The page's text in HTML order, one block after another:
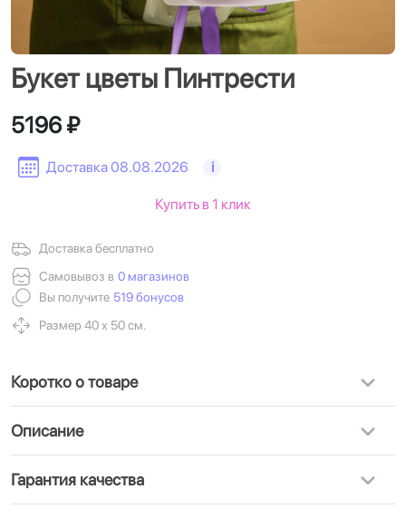
Букет цветы Пинтрести
Доставка 08.08.2026 i
5196 ₽
Доставка бесплатно
Самовывоз в 0 магазинов
Вы получите 519 бонусов
Размер 40 х 50 см.
Купить в 1 клик
Коротко о товаре
Описание
Гарантия качества